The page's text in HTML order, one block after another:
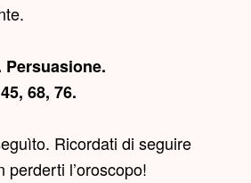
Persuasione.
68, 76.
Ricordati di seguire
l’oroscopo!